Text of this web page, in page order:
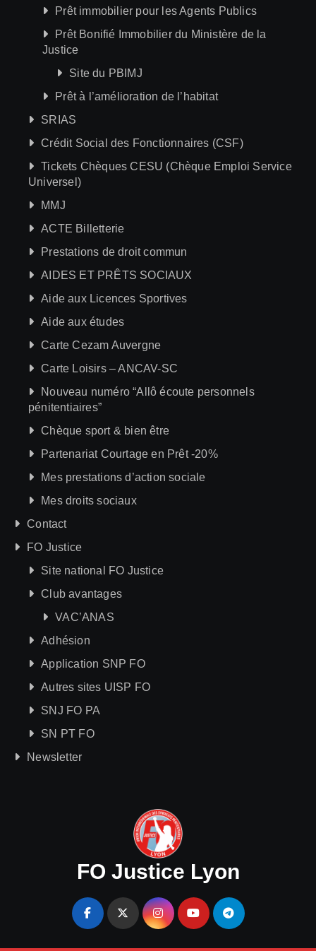
Prêt immobilier pour les Agents Publics
Prêt Bonifié Immobilier du Ministère de la
Justice
Site du PBIMJ
Prêt à l’amélioration de l’habitat
SRIAS
Crédit Social des Fonctionnaires (CSF)
Tickets Chèques CESU (Chèque Emploi Service
Universel)
MMJ
ACTE Billetterie
Prestations de droit commun
AIDES ET PRÊTS SOCIAUX
Aide aux Licences Sportives
Aide aux études
Carte Cezam Auvergne
Carte Loisirs – ANCAV-SC
Nouveau numéro “Allô écoute personnels
pénitentiaires”
Chèque sport & bien être
Partenariat Courtage en Prêt -20%
Mes prestations d’action sociale
Mes droits sociaux
Contact
FO Justice
Site national FO Justice
Club avantages
VAC’ANAS
Adhésion
Application SNP FO
Autres sites UISP FO
SNJ FO PA
SN PT FO
Newsletter
FO Justice Lyon